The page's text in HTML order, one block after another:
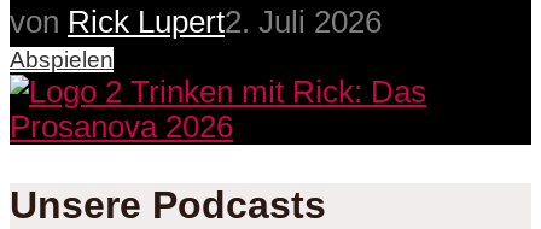
von Rick Lupert2. Juli 2026
Abspielen
Unsere Podcasts